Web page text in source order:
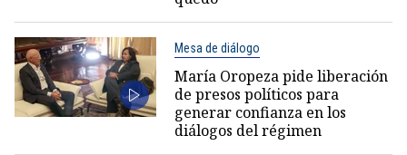
Mesa de diálogo
María Oropeza pide liberación
de presos políticos para
generar confianza en los
diálogos del régimen